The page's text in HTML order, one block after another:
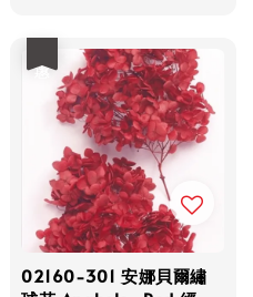
02160-301 安娜貝爾繡